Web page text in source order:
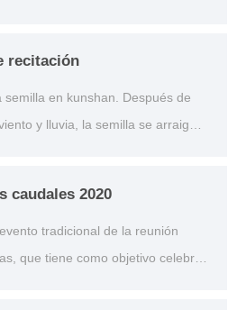
co...
recitación
en kunshan. Después de
y lluvia, la semilla se arraigó y
de nuestro primer
enfr...
caudales 2020
tradicional de la reunión
que tiene como objetivo celebrar